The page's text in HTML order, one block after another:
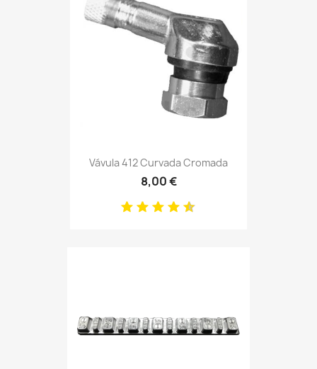
Vávula 412 Curvada Cromada
8,00 €